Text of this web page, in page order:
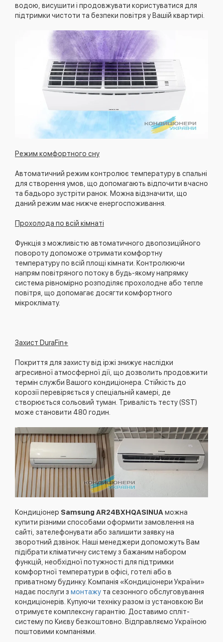
водою, висушити і продовжувати користуватися для
підтримки чистоти та безпеки повітря у Вашій квартирі.
Режим комфортного сну
Автоматичний режим контролює температуру в спальні
для створення умов, що допомагають відпочити вчасно
та бадьоро зустріти ранок. Можна відзначити, що
даний режим має нижче енергоспоживання.
Прохолода по всій кімнаті
Функція з можливістю автоматичного двопозиційного
повороту допоможе отримати комфортну
температуру по всій площі кімнати. Контролюючи
напрям повітряного потоку в будь-якому напрямку
система рівномірно розподіляє прохолодне або тепле
повітря, що допомагає досягти комфортного
мікроклімату.
Захист DuraFin+
Покриття для захисту від іржі знижує наслідки
агресивної атмосферної дії, що дозволить продовжити
термін служби Вашого кондиціонера. Стійкість до
корозії перевіряється у спеціальній камері, де
створюється сольовий туман. Тривалість тесту (SST)
може становити 480 годин.
Кондиціонер Samsung AR24BXHQASINUAможна
купити різними способами оформити замовлення на
сайті, зателефонувати або залишити заявку на
зворотний дзвінок. Наші менеджери допоможуть Вам
підібрати кліматичну систему з бажаним набором
функцій, необхідної потужності для підтримки
комфортної температури в офісі, готелі або в
приватному будинку. Компанія «Кондиціонери України»
надає послуги з монтажу та сезонного обслуговування
кондиціонерів. Купуючи техніку разом із установкою Ви
отримуєте комплексну гарантію. Доставимо спліт-
систему по Києву безкоштовно. Відправляємо Україною
поштовими компаніями.